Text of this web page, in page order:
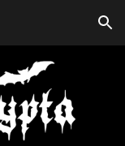
Skip to navigation